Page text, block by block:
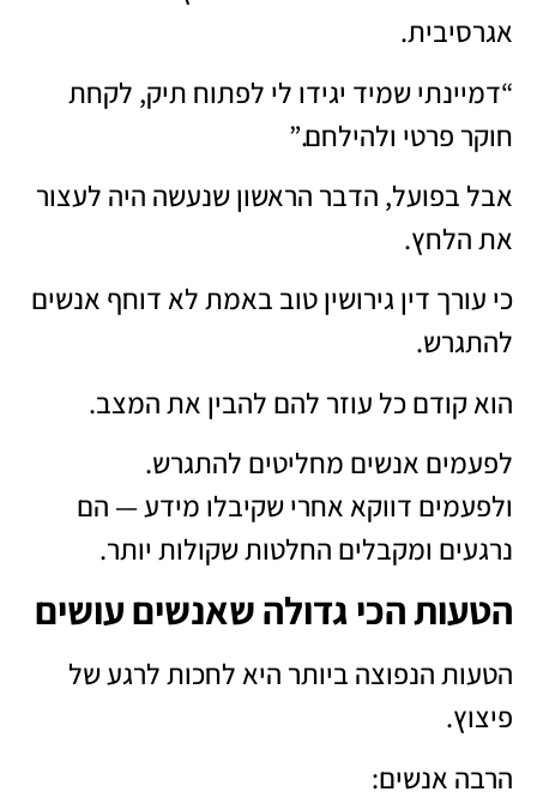
אגרסיבית.
“דמיינתי שמיד יגידו לי לפתוח תיק, לקחת
חוקר פרטי ולהילחם.”
אבל בפועל, הדבר הראשון שנעשה היה לעצור
את הלחץ.
כי עורך דין גירושין טוב באמת לא דוחף אנשים
להתגרש.
הוא קודם כל עוזר להם להבין את המצב.
לפעמים אנשים מחליטים להתגרש.
ולפעמים דווקא אחרי שקיבלו מידע — הם
נרגעים ומקבלים החלטות שקולות יותר.
הטעות הכי גדולה שאנשים עושים
הטעות הנפוצה ביותר היא לחכות לרגע של
פיצוץ.
הרבה אנשים: